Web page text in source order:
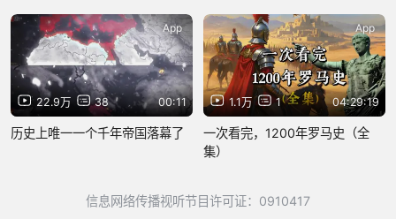
22.9万 38 00:11
App
历史上唯一一个千年帝国落幕了
1.1万 1 04:29:19
App
一次看完，1200年罗马史（全
集）
信息网络传播视听节目许可证：0910417